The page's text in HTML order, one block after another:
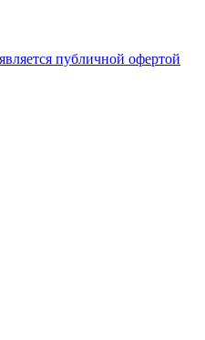
публичной офертой